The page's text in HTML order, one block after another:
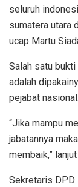
seluruh
sumatera utara
ucap Martu
Salah satu
adalah
pejabat nasional.
“Jika mampu
jabatannya
membaik,”
Sekretaris DPD